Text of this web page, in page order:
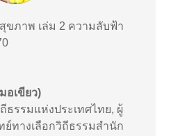
ขภาพ เล่ม 2 ความลับฟ้า
อเขียว)
รรมแห่งประเทศไทย, ผู้
ทางเลือกวิถีธรรมสำนัก